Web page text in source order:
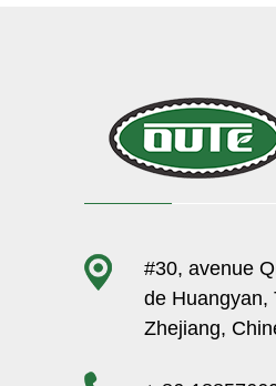
#30, avenue
de Huangyan,
Zhejiang,